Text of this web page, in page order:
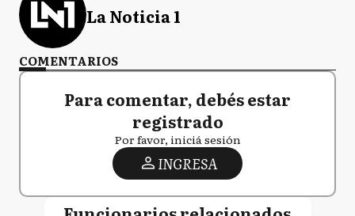
La Noticia 1
COMENTARIOS
Para comentar, debés estar
registrado
Por favor, iniciá sesión
INGRESA